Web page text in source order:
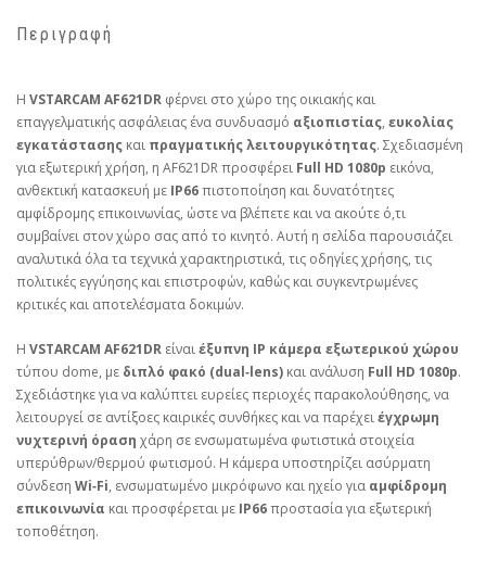
Περιγραφή
Η VSTARCAM AF621DR φέρνει στο χώρο της οικιακής και
επαγγελματικής ασφάλειας ένα συνδυασμό αξιοπιστίας, ευκολίας
εγκατάστασης και πραγματικής λειτουργικότητας. Σχεδιασμένη
για εξωτερική χρήση, η AF621DR προσφέρει Full HD 1080p εικόνα,
ανθεκτική κατασκευή με IP66πιστοποίηση και δυνατότητες
αμφίδρομης επικοινωνίας, ώστε να βλέπετε και να ακούτε ό,τι
συμβαίνει στον χώρο σας από το κινητό. Αυτή η σελίδα παρουσιάζει
αναλυτικά όλα τα τεχνικά χαρακτηριστικά, τις οδηγίες χρήσης, τις
πολιτικές εγγύησης και επιστροφών, καθώς και συγκεντρωμένες
κριτικές και αποτελέσματα δοκιμών.
Η VSTARCAM AF621DR είναιέξυπνη IP κάμερα εξωτερικού χώρου
τύπου dome, με διπλό φακό (dual‑lens) και ανάλυση Full HD 1080p.
Σχεδιάστηκε για να καλύπτει ευρείες περιοχές παρακολούθησης, να
λειτουργεί σε αντίξοες καιρικές συνθήκες και να παρέχειέγχρωμη
νυχτερινή όραση χάρη σε ενσωματωμένα φωτιστικά στοιχεία
υπερύθρων/θερμού φωτισμού. Η κάμερα υποστηρίζει ασύρματη
σύνδεση Wi‑Fi, ενσωματωμένο μικρόφωνο και ηχείο για αμφίδρομη
επικοινωνία και προσφέρεται με IP66προστασία για εξωτερική
τοποθέτηση.